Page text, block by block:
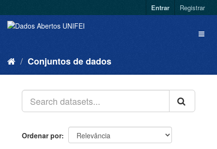
Entrar Registrar
Conjuntos de dados
Ordenar por